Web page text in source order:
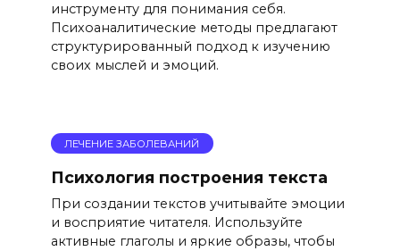
инструменту для понимания себя.
Психоаналитические методы предлагают
структурированный подход к изучению
своих мыслей и эмоций.
ЛЕЧЕНИЕ ЗАБОЛЕВАНИЙ
Психология построения текста
При создании текстов учитывайте эмоции
и восприятие читателя. Используйте
активные глаголы и яркие образы, чтобы